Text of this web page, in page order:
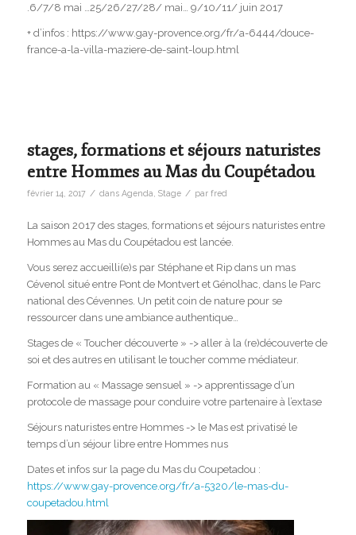
.6/7/8 mai …25/26/27/28/ mai… 9/10/11/ juin 2017
+ d’infos : https://www.gay-provence.org/fr/a-6444/douce-
france-a-la-villa-maziere-de-saint-loup.html
stages, formations et séjours naturistes
entre Hommes au Mas du Coupétadou
février 14, 2017 / dans Agenda Stage / par fred
La saison 2017 des stages, formations et séjours naturistes entre
Hommes au Mas du Coupétadou est lancée.
Vous serez accueilli(e)s par Stéphane et Rip dans un mas
Cévenol situé entre Pont de Montvert et Génolhac, dans le Parc
national des Cévennes. Un petit coin de nature pour se
ressourcer dans une ambiance authentique…
Stages de « Toucher découverte » -> aller à la (re)découverte de
soi et des autres en utilisant le toucher comme médiateur.
Formation au « Massage sensuel » -> apprentissage d’un
protocole de massage pour conduire votre partenaire à l’extase
Séjours naturistes entre Hommes -> le Mas est privatisé le
temps d’un séjour libre entre Hommes nus
Dates et infos sur la page du Mas du Coupetadou :
https://www.gay-provence.org/fr/a-5320/le-mas-du-
coupetadou.html